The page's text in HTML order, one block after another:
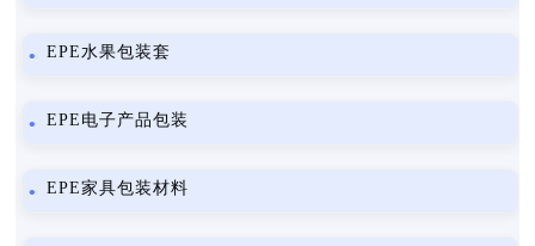
EPE水果包装套
EPE电子产品包装
EPE家具包装材料